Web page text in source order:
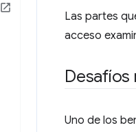
Las partes
acceso
Desafíos
Uno de los